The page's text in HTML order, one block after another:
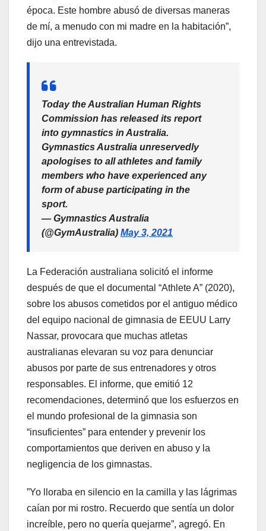
época. Este hombre abusó de diversas maneras
de mí, a menudo con mi madre en la habitación”,
dijo una entrevistada.
Today the Australian Human Rights
Commission has released its report
into gymnastics in Australia.
Gymnastics Australia unreservedly
apologises to all athletes and family
members who have experienced any
form of abuse participating in the
sport.
— Gymnastics Australia
(@GymAustralia) May 3, 2021
La Federación australiana solicitó el informe
después de que el documental “Athlete A” (2020),
sobre los abusos cometidos por el antiguo médico
del equipo nacional de gimnasia de EEUU Larry
Nassar, provocara que muchas atletas
australianas elevaran su voz para denunciar
abusos por parte de sus entrenadores y otros
responsables. El informe, que emitió 12
recomendaciones, determinó que los esfuerzos en
el mundo profesional de la gimnasia son
“insuficientes” para entender y prevenir los
comportamientos que deriven en abuso y la
negligencia de los gimnastas.
”Yo lloraba en silencio en la camilla y las lágrimas
caían por mi rostro. Recuerdo que sentía un dolor
increíble, pero no quería quejarme”, agregó. En